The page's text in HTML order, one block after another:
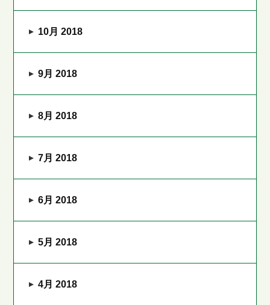
10月 2018
9月 2018
8月 2018
7月 2018
6月 2018
5月 2018
4月 2018